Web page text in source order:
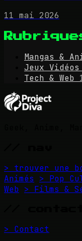
11 mai 2026
Mangas &
Jeux Vidéos
Tech & Web
> trouver une
Animés
> Pop
Web > Films &
> Contact